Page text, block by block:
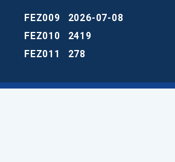
FEZ009
2026-07-08
FEZ010
2419
FEZ011
278